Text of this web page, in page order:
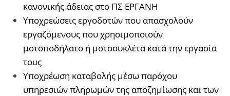
κανονικής άδειας στο ΠΣ ΕΡΓΑΝΗ
Υποχρεώσεις εργοδοτών που απασχολούν
εργαζόμενους που χρησιμοποιούν
μοτοποδήλατο ή μοτοσυκλέτα κατά την εργασία
τους
Υποχρέωση καταβολής μέσω παρόχου
υπηρεσιών πληρωμών της αποζημίωσης και των